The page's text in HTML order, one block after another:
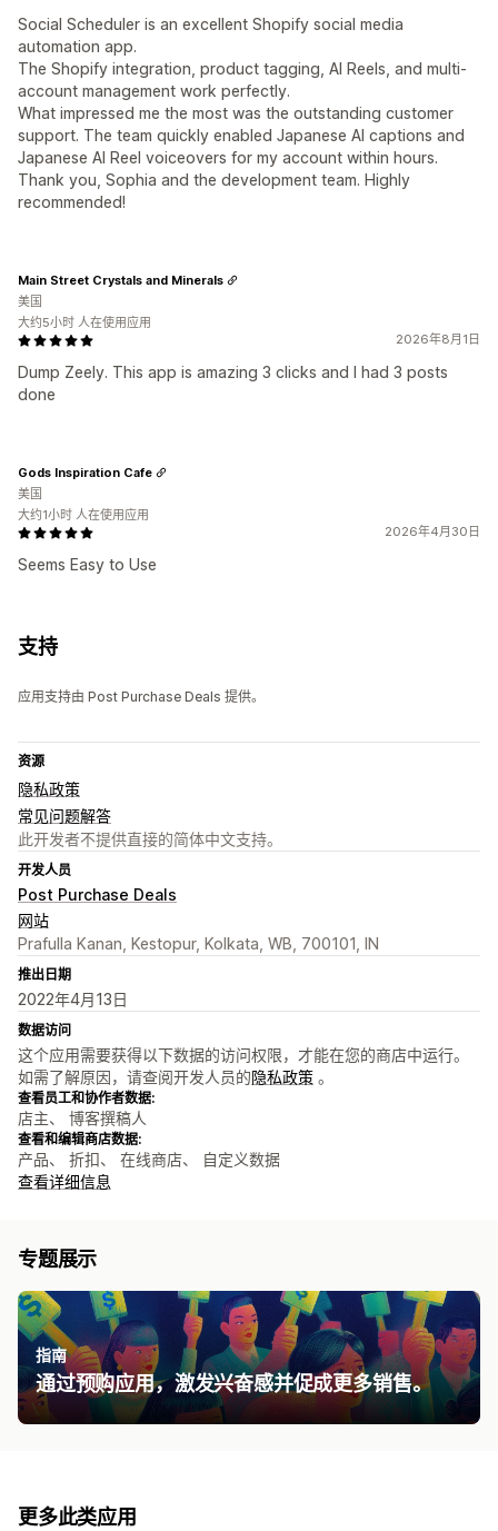
Social Scheduler is an excellent Shopify social media
automation app.
The Shopify integration, product tagging, AI Reels, and multi-
account management work perfectly.
What impressed me the most was the outstanding customer
support. The team quickly enabled Japanese AI captions and
Japanese AI Reel voiceovers for my account within hours.
Thank you, Sophia and the development team. Highly
recommended!
2026年8月1日
Dump Zeely. This app is amazing 3 clicks and I had 3 posts
done
Main Street Crystals and Minerals
美国
大约5小时 人在使用应用
2026年4月30日
Seems Easy to Use
Gods Inspiration Cafe
美国
大约1小时 人在使用应用
支持
应用支持由 Post Purchase Deals 提供。
资源
隐私政策
常见问题解答
此开发者不提供直接的简体中文支持。
开发人员
Post Purchase Deals
网站
Prafulla Kanan, Kestopur, Kolkata, WB, 700101, IN
推出日期
2022年4月13日
数据访问
这个应用需要获得以下数据的访问权限，才能在您的商店中运行。
如需了解原因，请查阅开发人员的隐私政策 。
查看员工和协作者数据:
店主、 博客撰稿人
查看和编辑商店数据:
产品、 折扣、 在线商店、 自定义数据
查看详细信息
专题展示
指南
通过预购应用​，激发兴奋感并促成更多销售。
更多此类应用